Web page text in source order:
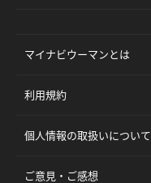
マイナビウーマンとは
利用規約
個人情報の取扱いについて
ご意見・ご感想